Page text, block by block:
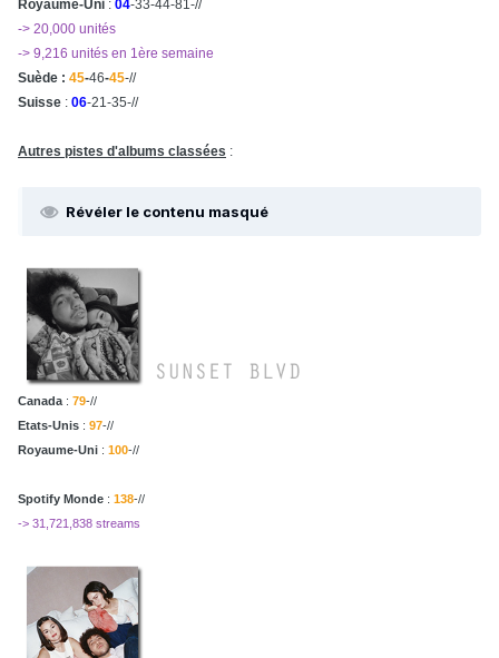
Royaume-Uni : 04-33-44-81-//
-> 20,000 unités
-> 9,216 unités en 1ère semaine
Suède : 45-46-45-//
Suisse : 06-21-35-//
Autres pistes d'albums classées :
Révéler le contenu masqué
Canada : 79-//
Etats-Unis : 97-//
Royaume-Uni : 100-//
Spotify Monde : 138-//
-> 31,721,838 streams